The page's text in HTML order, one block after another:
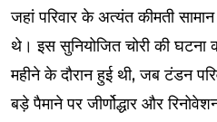
जहां परिवार के अत्यंत कीमती
थे। इस सुनियोजित चोरी की
महीने के दौरान हुई थी, जब टंडन
बड़े पैमाने पर जीर्णोद्धार और